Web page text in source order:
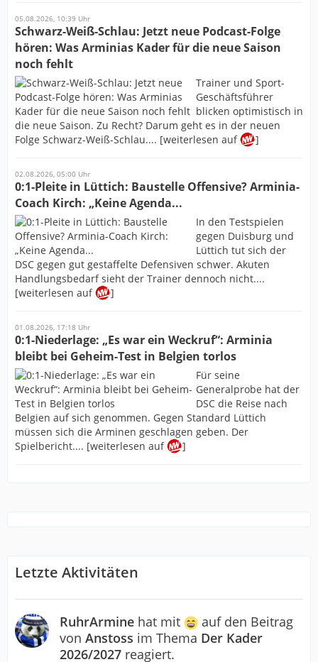
05.08.2026, 10:39 Uhr
Schwarz-Weiß-Schlau: Jetzt neue Podcast-Folge
hören: Was Arminias Kader für die neue Saison
noch fehlt
Trainer und Sport-
Geschäftsführer
blicken optimistisch in
die neue Saison. Zu Recht? Darum geht es in der neuen
Folge Schwarz-Weiß-Schlau.... [weiterlesen auf
]
02.08.2026, 05:00 Uhr
0:1-Pleite in Lüttich: Baustelle Offensive? Arminia-
Coach Kirch: „Keine Agenda...
In den Testspielen
gegen Duisburg und
Lüttich tut sich der
DSC gegen gut gestaffelte Defensiven schwer. Akuten
Handlungsbedarf sieht der Trainer dennoch nicht....
[weiterlesen auf
]
01.08.2026, 17:18 Uhr
0:1-Niederlage: „Es war ein Weckruf“: Arminia
bleibt bei Geheim-Test in Belgien torlos
Für seine
Generalprobe hat der
DSC die Reise nach
Belgien auf sich genommen. Gegen Standard Lüttich
müssen sich die Arminen geschlagen geben. Der
Spielbericht.... [weiterlesen auf
]
Letzte Aktivitäten
RuhrArmine hat mit
auf den Beitrag
von Anstoss im Thema Der Kader
2026/2027 reagiert.